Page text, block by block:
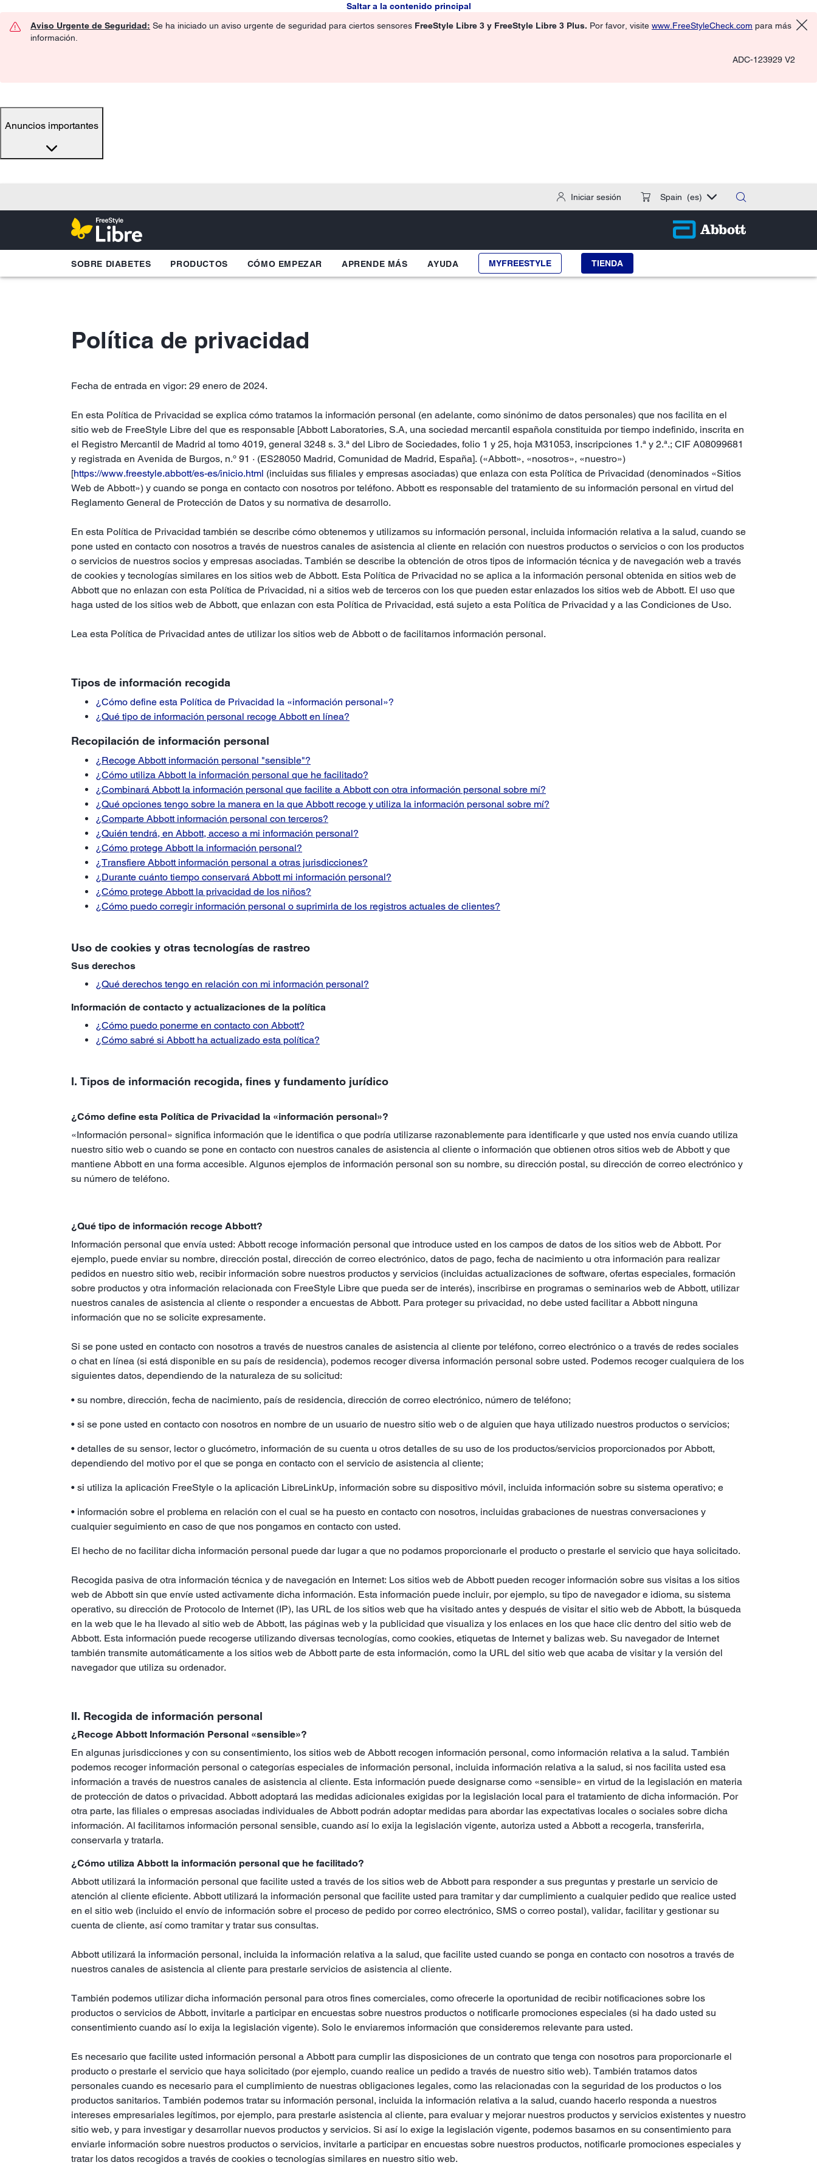
Saltar a la contenido principal
Aviso Urgente de Seguridad: Se ha iniciado un aviso urgente de seguridad para ciertos sensores FreeStyle Libre 3 y FreeStyle Libre 3 Plus. Por favor, visite www.FreeStyleCheck.com para más
información.
ADC-123929 V2
Anuncios importantes
Iniciar sesión Spain (es)
SOBRE DIABETES PRODUCTOS CÓMO EMPEZAR APRENDE MÁS AYUDA MYFREESTYLE TIENDA
Política de privacidad
Fecha de entrada en vigor: 29 enero de 2024.
En esta Política de Privacidad se explica cómo tratamos la información personal (en adelante, como sinónimo de datos personales) que nos facilita en el
sitio web de FreeStyle Libre del que es responsable [Abbott Laboratories, S.A, una sociedad mercantil española constituida por tiempo indefinido, inscrita en
el Registro Mercantil de Madrid al tomo 4019, general 3248 s. 3.ª del Libro de Sociedades, folio 1 y 25, hoja M31053, inscripciones 1.ª y 2.ª.; CIF A08099681
y registrada en Avenida de Burgos, n.º 91 · (ES28050 Madrid, Comunidad de Madrid, España]. («Abbott», «nosotros», «nuestro»)
[https://www.freestyle.abbott/es-es/inicio.html (incluidas sus filiales y empresas asociadas) que enlaza con esta Política de Privacidad (denominados «Sitios
Web de Abbott») y cuando se ponga en contacto con nosotros por teléfono. Abbott es responsable del tratamiento de su información personal en virtud del
Reglamento General de Protección de Datos y su normativa de desarrollo.
En esta Política de Privacidad también se describe cómo obtenemos y utilizamos su información personal, incluida información relativa a la salud, cuando se
pone usted en contacto con nosotros a través de nuestros canales de asistencia al cliente en relación con nuestros productos o servicios o con los productos
o servicios de nuestros socios y empresas asociadas. También se describe la obtención de otros tipos de información técnica y de navegación web a través
de cookies y tecnologías similares en los sitios web de Abbott. Esta Política de Privacidad no se aplica a la información personal obtenida en sitios web de
Abbott que no enlazan con esta Política de Privacidad, ni a sitios web de terceros con los que pueden estar enlazados los sitios web de Abbott. El uso que
haga usted de los sitios web de Abbott, que enlazan con esta Política de Privacidad, está sujeto a esta Política de Privacidad y a las Condiciones de Uso.
Lea esta Política de Privacidad antes de utilizar los sitios web de Abbott o de facilitarnos información personal.
Tipos de información recogida
¿Cómo define esta Política de Privacidad la «información personal»?
¿Qué tipo de información personal recoge Abbott en línea?
Recopilación de información personal
¿Recoge Abbott información personal "sensible"?
¿Cómo utiliza Abbott la información personal que he facilitado?
¿Combinará Abbott la información personal que facilite a Abbott con otra información personal sobre mí?
¿Qué opciones tengo sobre la manera en la que Abbott recoge y utiliza la información personal sobre mí?
¿Comparte Abbott información personal con terceros?
¿Quién tendrá, en Abbott, acceso a mi información personal?
¿Cómo protege Abbott la información personal?
¿Transfiere Abbott información personal a otras jurisdicciones?
¿Durante cuánto tiempo conservará Abbott mi información personal?
¿Cómo protege Abbott la privacidad de los niños?
¿Cómo puedo corregir información personal o suprimirla de los registros actuales de clientes?
Uso de cookies y otras tecnologías de rastreo
Sus derechos
¿Qué derechos tengo en relación con mi información personal?
Información de contacto y actualizaciones de la política
¿Cómo puedo ponerme en contacto con Abbott?
¿Cómo sabré si Abbott ha actualizado esta política?
I. Tipos de información recogida, fines y fundamento jurídico
¿Cómo define esta Política de Privacidad la «información personal»?
«Información personal» significa información que le identifica o que podría utilizarse razonablemente para identificarle y que usted nos envía cuando utiliza
nuestro sitio web o cuando se pone en contacto con nuestros canales de asistencia al cliente o información que obtienen otros sitios web de Abbott y que
mantiene Abbott en una forma accesible. Algunos ejemplos de información personal son su nombre, su dirección postal, su dirección de correo electrónico y
su número de teléfono.
¿Qué tipo de información recoge Abbott?
Información personal que envía usted: Abbott recoge información personal que introduce usted en los campos de datos de los sitios web de Abbott. Por
ejemplo, puede enviar su nombre, dirección postal, dirección de correo electrónico, datos de pago, fecha de nacimiento u otra información para realizar
pedidos en nuestro sitio web, recibir información sobre nuestros productos y servicios (incluidas actualizaciones de software, ofertas especiales, formación
sobre productos y otra información relacionada con FreeStyle Libre que pueda ser de interés), inscribirse en programas o seminarios web de Abbott, utilizar
nuestros canales de asistencia al cliente o responder a encuestas de Abbott. Para proteger su privacidad, no debe usted facilitar a Abbott ninguna
información que no se solicite expresamente.
Si se pone usted en contacto con nosotros a través de nuestros canales de asistencia al cliente por teléfono, correo electrónico o a través de redes sociales
o chat en línea (si está disponible en su país de residencia), podemos recoger diversa información personal sobre usted. Podemos recoger cualquiera de los
siguientes datos, dependiendo de la naturaleza de su solicitud:
• su nombre, dirección, fecha de nacimiento, país de residencia, dirección de correo electrónico, número de teléfono;
• si se pone usted en contacto con nosotros en nombre de un usuario de nuestro sitio web o de alguien que haya utilizado nuestros productos o servicios;
• detalles de su sensor, lector o glucómetro, información de su cuenta u otros detalles de su uso de los productos/servicios proporcionados por Abbott,
dependiendo del motivo por el que se ponga en contacto con el servicio de asistencia al cliente;
• si utiliza la aplicación FreeStyle o la aplicación LibreLinkUp, información sobre su dispositivo móvil, incluida información sobre su sistema operativo; e
• información sobre el problema en relación con el cual se ha puesto en contacto con nosotros, incluidas grabaciones de nuestras conversaciones y
cualquier seguimiento en caso de que nos pongamos en contacto con usted.
El hecho de no facilitar dicha información personal puede dar lugar a que no podamos proporcionarle el producto o prestarle el servicio que haya solicitado.
Recogida pasiva de otra información técnica y de navegación en Internet: Los sitios web de Abbott pueden recoger información sobre sus visitas a los sitios
web de Abbott sin que envíe usted activamente dicha información. Esta información puede incluir, por ejemplo, su tipo de navegador e idioma, su sistema
operativo, su dirección de Protocolo de Internet (IP), las URL de los sitios web que ha visitado antes y después de visitar el sitio web de Abbott, la búsqueda
en la web que le ha llevado al sitio web de Abbott, las páginas web y la publicidad que visualiza y los enlaces en los que hace clic dentro del sitio web de
Abbott. Esta información puede recogerse utilizando diversas tecnologías, como cookies, etiquetas de Internet y balizas web. Su navegador de Internet
también transmite automáticamente a los sitios web de Abbott parte de esta información, como la URL del sitio web que acaba de visitar y la versión del
navegador que utiliza su ordenador.
II. Recogida de información personal
¿Recoge Abbott Información Personal «sensible»?
En algunas jurisdicciones y con su consentimiento, los sitios web de Abbott recogen información personal, como información relativa a la salud. También
podemos recoger información personal o categorías especiales de información personal, incluida información relativa a la salud, si nos facilita usted esa
información a través de nuestros canales de asistencia al cliente. Esta información puede designarse como «sensible» en virtud de la legislación en materia
de protección de datos o privacidad. Abbott adoptará las medidas adicionales exigidas por la legislación local para el tratamiento de dicha información. Por
otra parte, las filiales o empresas asociadas individuales de Abbott podrán adoptar medidas para abordar las expectativas locales o sociales sobre dicha
información. Al facilitarnos información personal sensible, cuando así lo exija la legislación vigente, autoriza usted a Abbott a recogerla, transferirla,
conservarla y tratarla.
¿Cómo utiliza Abbott la información personal que he facilitado?
Abbott utilizará la información personal que facilite usted a través de los sitios web de Abbott para responder a sus preguntas y prestarle un servicio de
atención al cliente eficiente. Abbott utilizará la información personal que facilite usted para tramitar y dar cumplimiento a cualquier pedido que realice usted
en el sitio web (incluido el envío de información sobre el proceso de pedido por correo electrónico, SMS o correo postal), validar, facilitar y gestionar su
cuenta de cliente, así como tramitar y tratar sus consultas.
Abbott utilizará la información personal, incluida la información relativa a la salud, que facilite usted cuando se ponga en contacto con nosotros a través de
nuestros canales de asistencia al cliente para prestarle servicios de asistencia al cliente.
También podemos utilizar dicha información personal para otros fines comerciales, como ofrecerle la oportunidad de recibir notificaciones sobre los
productos o servicios de Abbott, invitarle a participar en encuestas sobre nuestros productos o notificarle promociones especiales (si ha dado usted su
consentimiento cuando así lo exija la legislación vigente). Solo le enviaremos información que consideremos relevante para usted.
Es necesario que facilite usted información personal a Abbott para cumplir las disposiciones de un contrato que tenga con nosotros para proporcionarle el
producto o prestarle el servicio que haya solicitado (por ejemplo, cuando realice un pedido a través de nuestro sitio web). También tratamos datos
personales cuando es necesario para el cumplimiento de nuestras obligaciones legales, como las relacionadas con la seguridad de los productos o los
productos sanitarios. También podemos tratar su información personal, incluida la información relativa a la salud, cuando hacerlo responda a nuestros
intereses empresariales legítimos, por ejemplo, para prestarle asistencia al cliente, para evaluar y mejorar nuestros productos y servicios existentes y nuestro
sitio web, y para investigar y desarrollar nuevos productos y servicios. Si así lo exige la legislación vigente, podemos basarnos en su consentimiento para
enviarle información sobre nuestros productos o servicios, invitarle a participar en encuestas sobre nuestros productos, notificarle promociones especiales y
tratar los datos recogidos a través de cookies o tecnologías similares en nuestro sitio web.